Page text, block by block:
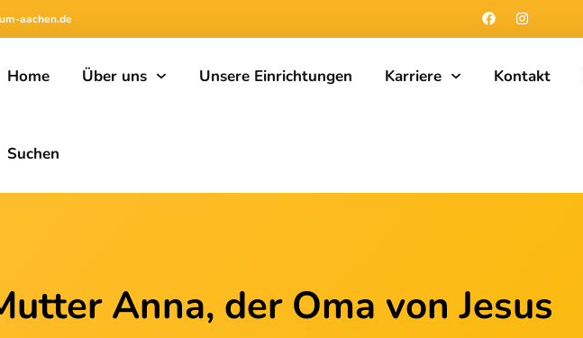
aachen.de
Home Über uns Unsere Einrichtungen Karriere Kontakt
Suchen
Anna, der Oma von Jesus